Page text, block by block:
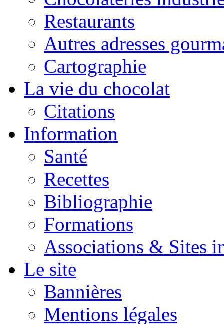
Restaurants
Autres adresses
Cartographie
La vie du chocolat
Citations
Information
Santé
Recettes
Bibliographie
Formations
Associations & Sites
Le site
Bannières
Mentions légales